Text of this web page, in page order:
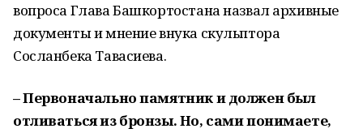
вопроса Глава Башкортостана назвал архивные
документы и мнение внука скульптора
Сосланбека Тавасиева.
– Первоначально памятник и должен был
отливаться из бронзы. Но, сами понимаете,